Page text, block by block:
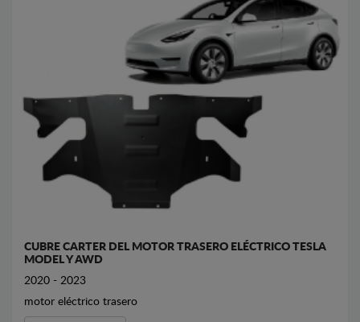
CUBRE CARTER DEL MOTOR TRASERO ELÉCTRICO TESLA
MODEL Y AWD
2020 - 2023
motor eléctrico trasero